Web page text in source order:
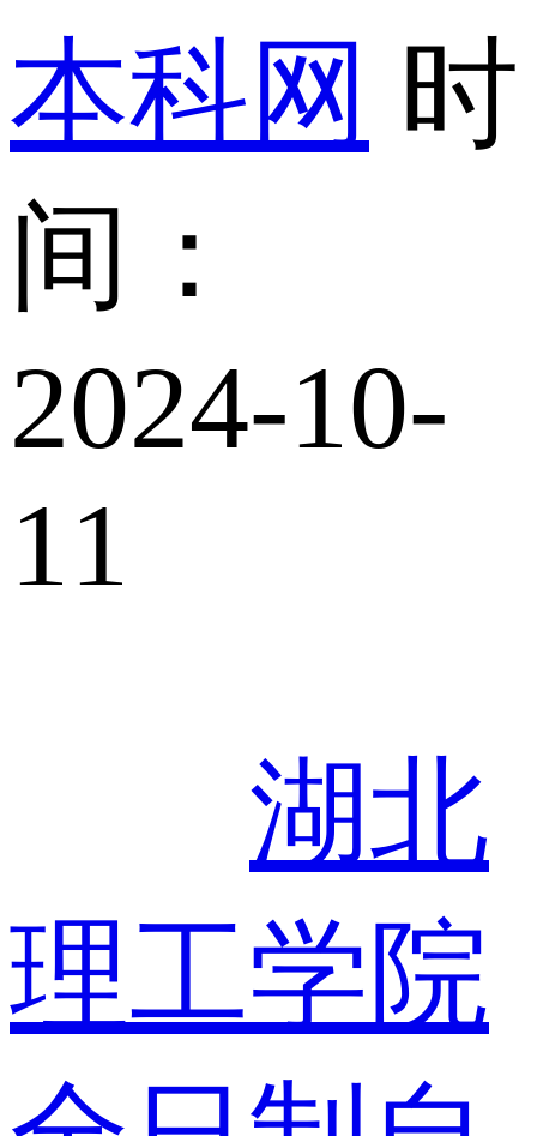
本科网 时
间：
2024-10-
11
湖北
理工学院